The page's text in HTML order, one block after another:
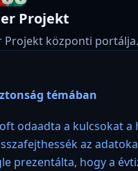
Projekt
Projekt központi portálja.
témában
odaadta a kulcsokat a
az
prezentálta, hogy a